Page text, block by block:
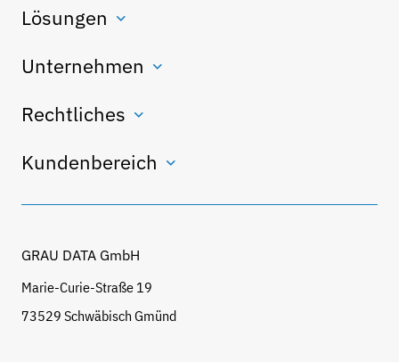
Lösungen
Unternehmen
Rechtliches
Kundenbereich
GRAU DATA GmbH
Marie-Curie-Straße 19
73529 Schwäbisch Gmünd